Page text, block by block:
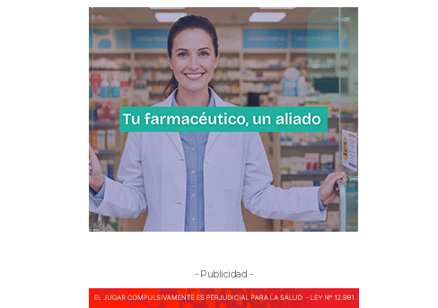
- Publicidad -